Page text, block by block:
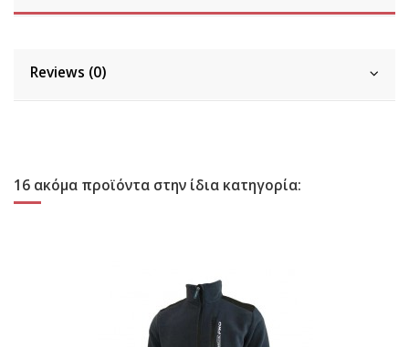
Reviews (0)
16 ακόμα προϊόντα στην ίδια κατηγορία: